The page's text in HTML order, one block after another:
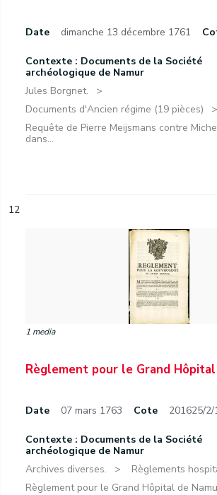
Date dimanche 13 décembre 1761
Contexte : Documents de la Société
archéologique de Namur
Jules Borgnet.
Documents d'Ancien régime (19 pièces)
Requête de Pierre Meijsmans contre
dans...
12
1 media
Règlement pour le Grand
Date 07 mars 1763 Cote 201625/2/
Contexte : Documents de la Société
archéologique de Namur
Archives diverses.
Règlements
Règlement pour le Grand Hôpital de